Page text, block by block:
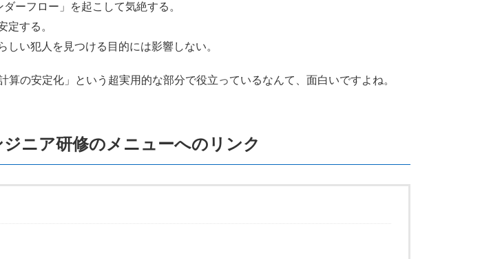
ーフロー」を起こして気絶する。
定する。
い犯人を見つける目的には影響しない。
の安定化」という超実用的な部分で役立っているなんて、面白いですよね。
ニア研修のメニューへのリンク